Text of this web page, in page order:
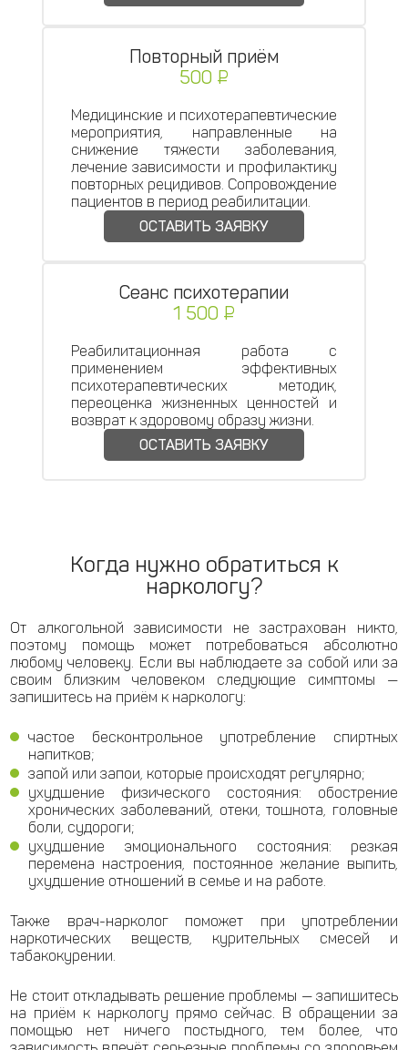
Повторный приём
500 ₽
Медицинские и психотерапевтические
мероприятия, направленные на
снижение тяжести заболевания,
лечение зависимости и профилактику
повторных рецидивов. Сопровождение
пациентов в период реабилитации.
ОСТАВИТЬ ЗАЯВКУ
Сеанс психотерапии
1 500 ₽
Реабилитационная работа с
применением эффективных
психотерапевтических методик,
переоценка жизненных ценностей и
возврат к здоровому образу жизни.
ОСТАВИТЬ ЗАЯВКУ
Когда нужно обратиться к
наркологу?
От алкогольной зависимости не застрахован никто,
поэтому помощь может потребоваться абсолютно
любому человеку. Если вы наблюдаете за собой или за
своим близким человеком следующие симптомы —
запишитесь на приём к наркологу:
частое бесконтрольное употребление спиртных
напитков;
запой или запои, которые происходят регулярно;
ухудшение физического состояния: обострение
хронических заболеваний, отеки, тошнота, головные
боли, судороги;
ухудшение эмоционального состояния: резкая
перемена настроения, постоянное желание выпить,
ухудшение отношений в семье и на работе.
Также врач-нарколог поможет при употреблении
наркотических веществ, курительных смесей и
табакокурении.
Не стоит откладывать решение проблемы — запишитесь
на приём к наркологу прямо сейчас. В обращении за
помощью нет ничего постыдного, тем более, что